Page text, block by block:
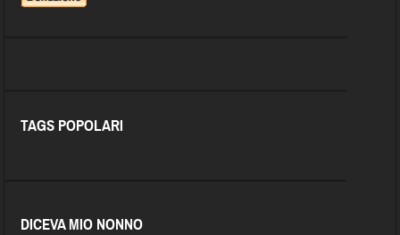
TAGS POPOLARI
DICEVA MIO NONNO